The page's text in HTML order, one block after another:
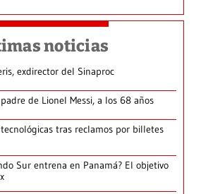
noticias
exdirector del Sinaproc
de Lionel Messi, a los 68 años
tras reclamos por billetes
Sur entrena en Panamá? El objetivo